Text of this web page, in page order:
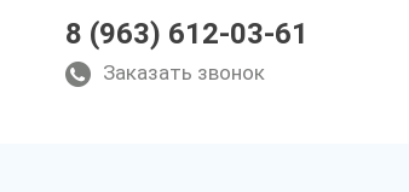
8 (963) 612-03-61
Заказать звонок